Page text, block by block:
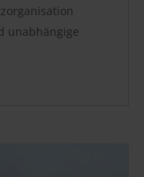
unabhängige